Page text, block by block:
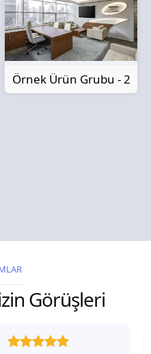
Örnek Ürün Grubu - 2
Görüşleri